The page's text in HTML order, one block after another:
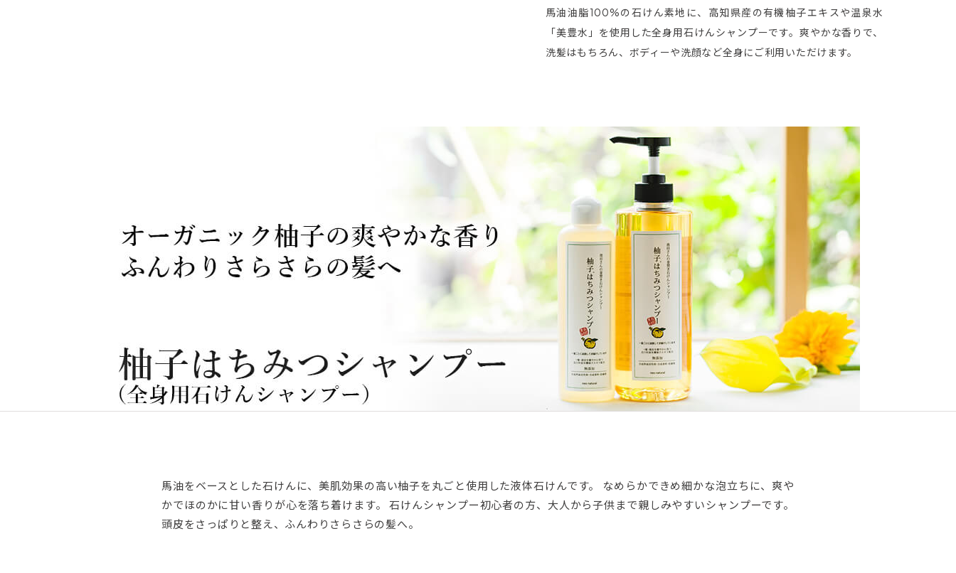
馬油油脂100%の石けん素地に、高知県産の有機柚子エキスや温泉水
「美豊水」を使用した全身用石けんシャンプーです。爽やかな香りで、
洗髪はもちろん、ボディーや洗顔など全身にご利用いただけます。
馬油をベースとした石けんに、美肌効果の高い柚子を丸ごと使用した液体石けんです。 なめらかできめ細かな泡立ちに、爽や
かでほのかに甘い香りが心を落ち着けます。 石けんシャンプー初心者の方、大人から子供まで親しみやすいシャンプーです。
頭皮をさっぱりと整え、ふんわりさらさらの髪へ。